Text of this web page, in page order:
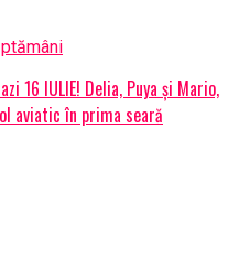
azi 16 IULIE! Delia, Puya și Mario,
aviatic în prima seară